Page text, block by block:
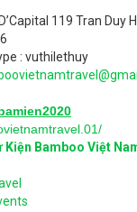
119 Tran Duy
: vuthilethuy
Kiện Bamboo Việt